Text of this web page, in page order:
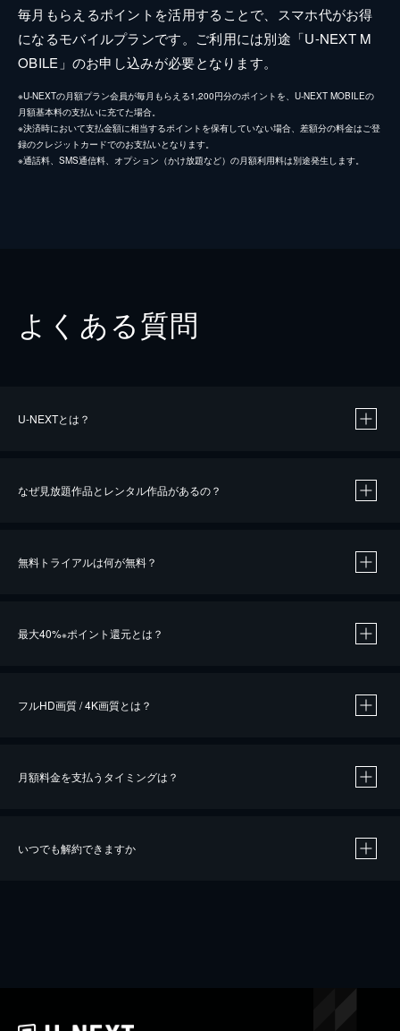
毎月もらえるポイントを活用することで、スマホ代がお得
になるモバイルプランです。ご利用には別途「U-NEXT M
OBILE」のお申し込みが必要となります。
※U-NEXTの月額プラン会員が毎月もらえる1,200円分のポイントを、U-NEXT MOBILEの
月額基本料の支払いに充てた場合。
※決済時において支払金額に相当するポイントを保有していない場合、差額分の料金はご登
録のクレジットカードでのお支払いとなります。
※通話料、SMS通信料、オプション（かけ放題など）の月額利用料は別途発生します。
よくある質問
U-NEXTとは？
なぜ見放題作品とレンタル作品があるの？
無料トライアルは何が無料？
最大40%※ポイント還元とは？
※40％ポイント還元の対象は、クレジットカード決済による作品の購入 / レンタルです。
iOSアプリのUコイン決済による作品の購入 / レンタルは、20％のポイント還元です。
フルHD画質 / 4K画質とは？
月額料金を支払うタイミングは？
いつでも解約できますか